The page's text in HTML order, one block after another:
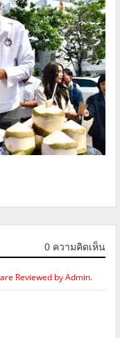
0 ความคิดเห็น
Reviewed by Admin.